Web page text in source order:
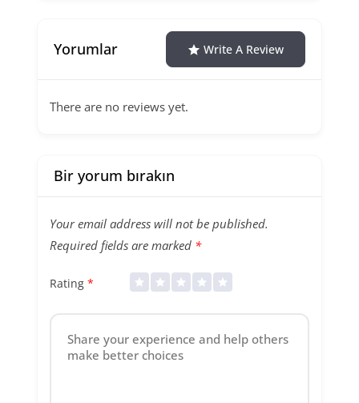
Yorumlar Write A Review
There are no reviews yet.
Bir yorum bırakın
Your email address will not be published.
Required fields are marked *
Rating *